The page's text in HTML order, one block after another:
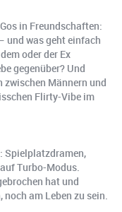
in Freundschaften:
und was geht einfach
oder der Ex
gegenüber? Und
Männern und
Flirty-Vibe im
Spielplatzdramen,
Turbo-Modus.
hat und
am Leben zu sein.